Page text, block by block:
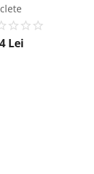
Lei